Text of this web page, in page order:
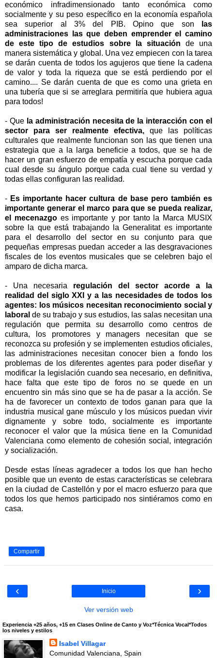
económico infradimensionado tanto económica como
socialmente y su peso específico en la economía española
sea superior al 3% del PIB. Opino que son
las
administraciones las que deben emprender el camino
de este tipo de estudios sobre la situación de una
manera sistemática y global. Una vez empiecen con la tarea
se darán cuenta de todos los agujeros que tiene la cadena
de valor y toda la riqueza que se está perdiendo por el
camino.... Se darán cuenta de que es como una grieta en
una tubería que si se arreglara permitiría que hubiera agua
para todos!
- Quela administración necesita de la interacción con el
sector para ser realmente efectiva, que las políticas
culturales que realmente funcionan son las que tienen una
estrategia que a la larga beneficie a todos, que se ha de
hacer un gran esfuerzo de empatía y escucha porque cada
cual desde su ángulo porque cada cual tiene su verdad y
todas ellas configuran las realidad.
- Es importante hacer cultura de base pero también es
importante generar el marco para que se pueda realizar,
el mecenazgoes importante y por tanto la Marca MUSIX
sobre la que está trabajando la Generalitat es importante
para el desarrollo del sector en su conjunto para que
pequeñas empresas puedan acceder a las desgravaciones
fiscales de los eventos musicales que se celebren bajo el
amparo de dicha marca.
- Una necesaria regulación del sector acorde a la
realidad del siglo XXI y a las necesidades de todos los
agentes: los músicos necesitan reconocimiento social y
laboral de su trabajo y sus estudios, las salas necesitan una
regulación que permita su desarrollo como centros de
cultura, los promotores y managers necesitan que se
reconozca su profesión y se implementen estudios oficiales,
las administraciones necesitan conocer bien a fondo los
problemas de los diferentes agentes para poder diseñar y
modificar la legislación cuando sea necesario, en definitiva,
hace falta que este tipo de foros no se quede en un
encuentro sin más sino que se ha de pasar a la acción. Se
ha de favorecer un contexto de todos ganan para que la
industria musical gane músculo y los músicos puedan vivir
dignamente y sobre todo, socialmente es importante
reconocer el valor que la música tiene en la Comunidad
Valenciana como elemento de cohesión social, integración
y socialización.
Desde estas líneas agradecer a todos los que han hecho
posible que un evento de estas características se celebrara
en la ciudad de Castellón y por el macro esfuerzo para que
todos los que hemos participado nos sintiéramos como en
casa.
Compartir
‹ ›
Inicio
Ver versión web
Experiencia +25 años, +15 en Clases Online de Canto y Voz*Técnica Vocal*Todos
los niveles y estilos
Isabel Villagar
Comunidad Valenciana, Spain